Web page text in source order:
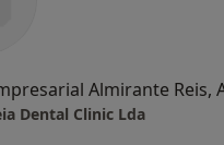
Dental Clinic Lda